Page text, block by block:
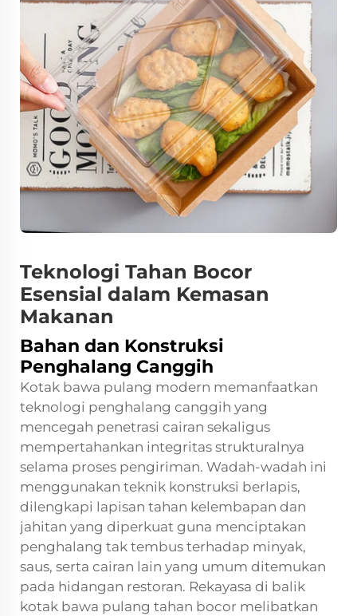
Teknologi Tahan Bocor
Esensial dalam Kemasan
Makanan
Bahan dan Konstruksi
Penghalang Canggih
Kotak bawa pulang modern memanfaatkan
teknologi penghalang canggih yang
mencegah penetrasi cairan sekaligus
mempertahankan integritas strukturalnya
selama proses pengiriman. Wadah-wadah ini
menggunakan teknik konstruksi berlapis,
dilengkapi lapisan tahan kelembapan dan
jahitan yang diperkuat guna menciptakan
penghalang tak tembus terhadap minyak,
saus, serta cairan lain yang umum ditemukan
pada hidangan restoran. Rekayasa di balik
kotak bawa pulang tahan bocor melibatkan